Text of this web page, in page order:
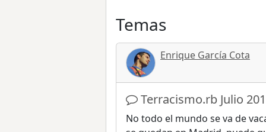
Temas
Enrique García Cota
Terracismo.rb Julio
No todo el mundo se va de